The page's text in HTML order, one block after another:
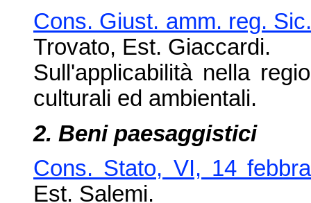
Cons. Giust. amm. reg.
Trovato, Est. Giaccardi.
Sull'applicabilità nella
culturali ed ambientali.
2. Beni paesaggistici
Cons. Stato, VI, 14
Est. Salemi.